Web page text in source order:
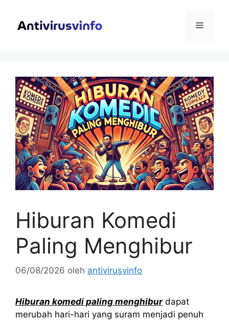
Menu
Hiburan Komedi
Paling Menghibur
06/08/2026 oleh antivirusvinfo
Hiburan komedi paling menghiburdapat
merubah hari-hari yang suram menjadi penuh